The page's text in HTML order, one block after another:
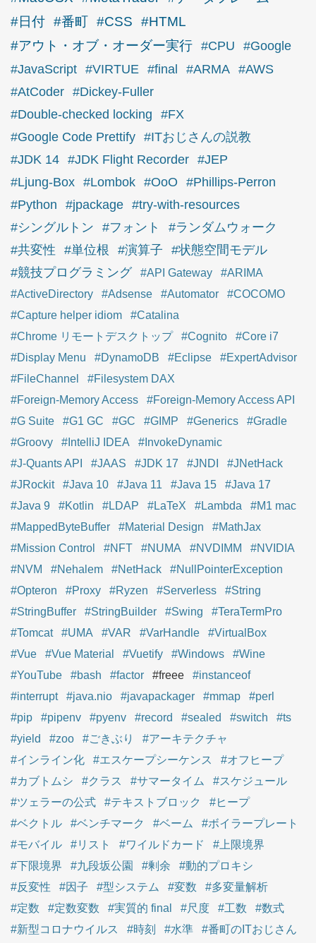
#日付 #番町 #CSS
#HTML
#アウト・オブ・オーダー実行 #CPU
#Google
#JavaScript #VIRTUE #final #ARMA #AWS
#AtCoder #Dickey-Fuller
#Double-checked locking
#FX
#Google Code Prettify #ITおじさんの説教
#JDK 14 #JDK Flight Recorder #JEP
#Ljung-Box #Lombok #OoO
#Phillips-Perron
#Python
#jpackage #try-with-resources
#シングルトン
#フォント
#ランダムウォーク
#共変性
#単位根 #演算子
#状態空間モデル
#競技プログラミング
#API Gateway
#ARIMA
#ActiveDirectory
#Adsense #Automator
#COCOMO
#Capture helper idiom
#Catalina
#Chrome リモートデスクトップ
#Cognito
#Core i7
#Display Menu
#DynamoDB #Eclipse
#ExpertAdvisor
#FileChannel
#Filesystem DAX
#Foreign-Memory Access
#Foreign-Memory Access API
#G Suite
#G1 GC #GC #GIMP #Generics
#Gradle
#Groovy
#IntelliJ IDEA
#InvokeDynamic
#J-Quants API
#JAAS #JDK 17 #JNDI
#JNetHack
#JRockit
#Java 10 #Java 11 #Java 15
#Java 17
#Java 9
#Kotlin #LDAP #LaTeX #Lambda
#M1 mac
#MappedByteBuffer
#Material Design
#MathJax
#Mission Control
#NFT #NUMA #NVDIMM
#NVIDIA
#NVM
#Nehalem #NetHack
#NullPointerException
#Opteron
#Proxy #Ryzen #Serverless
#String
#StringBuffer
#StringBuilder #Swing
#TeraTermPro
#Tomcat
#UMA #VAR #VarHandle
#VirtualBox
#Vue
#Vue Material #Vuetify #Windows
#Wine
#YouTube
#bash #factor #freee
#instanceof
#interrupt
#java.nio #javapackager #mmap
#perl
#pip
#pipenv #pyenv #record #sealed #switch
#ts
#yield
#zoo #ごきぶり
#アーキテクチャ
#インライン化
#エスケープシーケンス
#オフヒープ
#カブトムシ
#クラス #サマータイム
#スケジュール
#ツェラーの公式
#テキストブロック
#ヒープ
#ベクトル
#ベンチマーク #ベーム
#ボイラープレート
#モバイル
#リスト #ワイルドカード
#上限境界
#下限境界
#九段坂公園 #剰余
#動的プロキシ
#反変性
#因子 #型システム #変数
#多変量解析
#定数
#定数変数 #実質的 final #尺度 #工数
#数式
#新型コロナウイルス
#時刻 #水準
#番町のITおじさん